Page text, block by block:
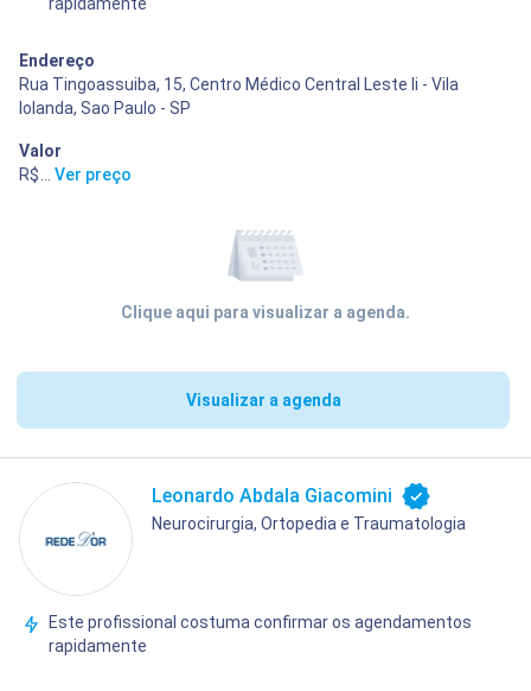
Endereço
Rua Tingoassuiba, 15, Centro Médico Central Leste Ii - Vila
Iolanda, Sao Paulo - SP
Valor
R$ 200,00
Ver preço
Clique aqui para visualizar a agenda.
Visualizar a agenda
Leonardo Abdala Giacomini
Neurocirurgia, Ortopedia e Traumatologia
Este profissional costuma confirmar os agendamentos
rapidamente